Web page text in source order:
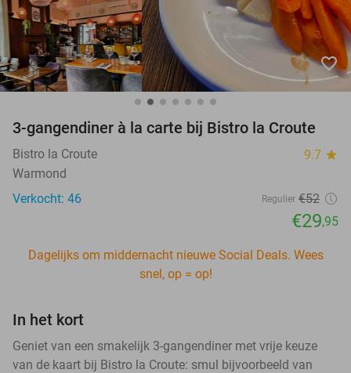
10+ miljoen leden
favorite_border
3-gangendiner à la carte bij Bistro la Croute
Bistro la Croute 9.7 star
Warmond
Verkocht: 46
Regulier €52
€29,95
Dagelijks om middernacht nieuwe Social Deals. Wees
snel, op = op!
In het kort
Geniet van een smakelijk 3-gangendiner met vrije keuze
van de kaart bij Bistro la Croute: smul bijvoorbeeld van